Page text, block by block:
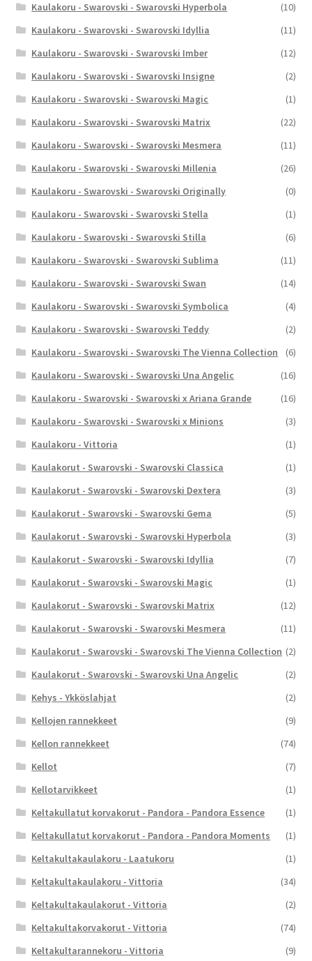
Kaulakoru - Swarovski - Swarovski Hyperbola
(10)
Kaulakoru - Swarovski - Swarovski Idyllia
(11)
Kaulakoru - Swarovski - Swarovski Imber
(12)
Kaulakoru - Swarovski - Swarovski Insigne
(2)
Kaulakoru - Swarovski - Swarovski Magic
(1)
Kaulakoru - Swarovski - Swarovski Matrix
(22)
Kaulakoru - Swarovski - Swarovski Mesmera
(11)
Kaulakoru - Swarovski - Swarovski Millenia
(26)
Kaulakoru - Swarovski - Swarovski Originally
(0)
Kaulakoru - Swarovski - Swarovski Stella
(1)
Kaulakoru - Swarovski - Swarovski Stilla
(6)
Kaulakoru - Swarovski - Swarovski Sublima
(11)
Kaulakoru - Swarovski - Swarovski Swan
(14)
Kaulakoru - Swarovski - Swarovski Symbolica
(4)
Kaulakoru - Swarovski - Swarovski Teddy
(2)
Kaulakoru - Swarovski - Swarovski The Vienna Collection
(6)
Kaulakoru - Swarovski - Swarovski Una Angelic
(16)
Kaulakoru - Swarovski - Swarovski x Ariana Grande
(16)
Kaulakoru - Swarovski - Swarovski x Minions
(3)
Kaulakoru - Vittoria
(1)
Kaulakorut - Swarovski - Swarovski Classica
(1)
Kaulakorut - Swarovski - Swarovski Dextera
(3)
Kaulakorut - Swarovski - Swarovski Gema
(5)
Kaulakorut - Swarovski - Swarovski Hyperbola
(3)
Kaulakorut - Swarovski - Swarovski Idyllia
(7)
Kaulakorut - Swarovski - Swarovski Magic
(1)
Kaulakorut - Swarovski - Swarovski Matrix
(12)
Kaulakorut - Swarovski - Swarovski Mesmera
(11)
Kaulakorut - Swarovski - Swarovski The Vienna Collection (2)
Kaulakorut - Swarovski - Swarovski Una Angelic
(2)
Kehys - Ykköslahjat
(2)
Kellojen rannekkeet
(9)
Kellon rannekkeet
(74)
Kellot
(7)
Kellotarvikkeet
(1)
Keltakullatut korvakorut - Pandora - Pandora Essence
(1)
Keltakullatut korvakorut - Pandora - Pandora Moments
(1)
Keltakultakaulakoru - Laatukoru
(1)
Keltakultakaulakoru - Vittoria
(34)
Keltakultakaulakorut - Vittoria
(2)
Keltakultakorvakorut - Vittoria
(74)
Keltakultarannekoru - Vittoria
(9)